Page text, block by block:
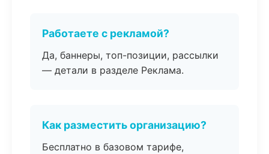
Работаете с рекламой?
Да, баннеры, топ-позиции, рассылки
— детали в разделе Реклама.
Как разместить организацию?
Бесплатно в базовом тарифе,